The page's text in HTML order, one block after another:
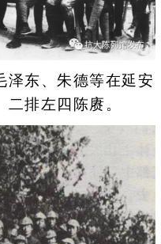
东、朱德等在延安
排左四陈赓。